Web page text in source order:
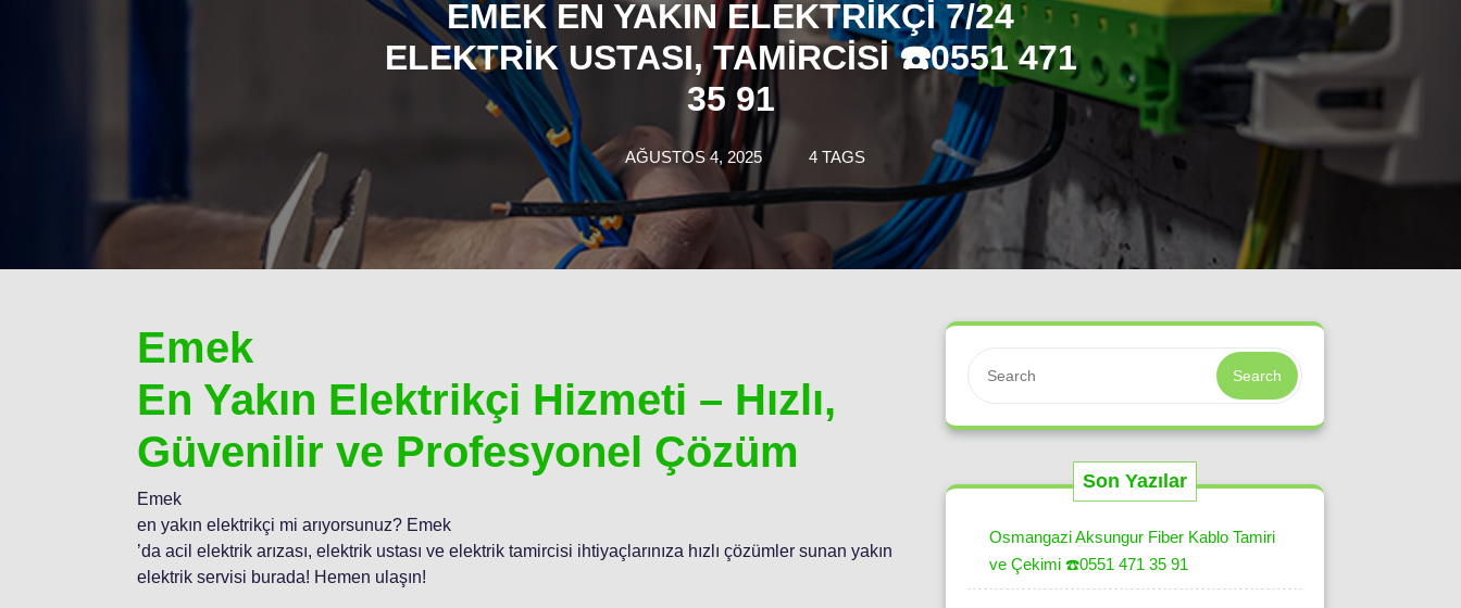
EMEK EN YAKIN ELEKTRIKÇI 7/24
ELEKTRIK USTASI, TAMIRCISI ☎️0551 471
35 91
AĞUSTOS 4, 2025 4 TAGS
Emek
En Yakın Elektrikçi Hizmeti – Hızlı,
Güvenilir ve Profesyonel Çözüm
Emek
en yakın elektrikçi mi arıyorsunuz? Emek
’da acil elektrik arızası, elektrik ustası ve elektrik tamircisi ihtiyaçlarınıza hızlı çözümler sunan yakın
elektrik servisi burada! Hemen ulaşın!
Search
Son Yazılar
Osmangazi Aksungur Fiber Kablo Tamiri
ve Çekimi ☎️0551 471 35 91